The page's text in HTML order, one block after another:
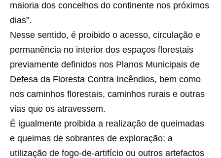
maioria dos concelhos do continente nos próximos
dias”.
Nesse sentido, é proibido o acesso, circulação e
permanência no interior dos espaços florestais
previamente definidos nos Planos Municipais de
Defesa da Floresta Contra Incêndios, bem como
nos caminhos florestais, caminhos rurais e outras
vias que os atravessem.
É igualmente proibida a realização de queimadas
e queimas de sobrantes de exploração; a
utilização de fogo-de-artifício ou outros artefactos